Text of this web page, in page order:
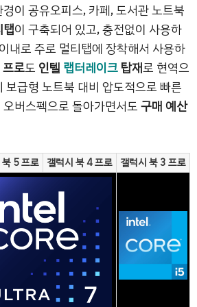
이 공유오피스, 카페, 도서관 노트북
탭이 구축되어 있고, 충전없이 사용하
내로 주로 멀티탭에 장착해서 사용하
로도 인텔 랩터레이크탑재로 현역으
보급형 노트북 대비 압도적으로 빠른
버스펙으로 돌아가면서도구매 예산
5 프로 갤럭시 북 4 프로 갤럭시 북 3 프로